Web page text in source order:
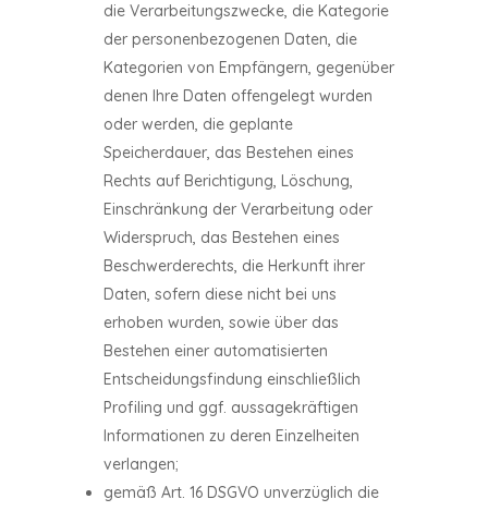
die Verarbeitungszwecke, die Kategorie
der personenbezogenen Daten, die
Kategorien von Empfängern, gegenüber
denen Ihre Daten offengelegt wurden
oder werden, die geplante
Speicherdauer, das Bestehen eines
Rechts auf Berichtigung, Löschung,
Einschränkung der Verarbeitung oder
Widerspruch, das Bestehen eines
Beschwerderechts, die Herkunft ihrer
Daten, sofern diese nicht bei uns
erhoben wurden, sowie über das
Bestehen einer automatisierten
Entscheidungsfindung einschließlich
Profiling und ggf. aussagekräftigen
Informationen zu deren Einzelheiten
verlangen;
gemäß Art. 16 DSGVO unverzüglich die